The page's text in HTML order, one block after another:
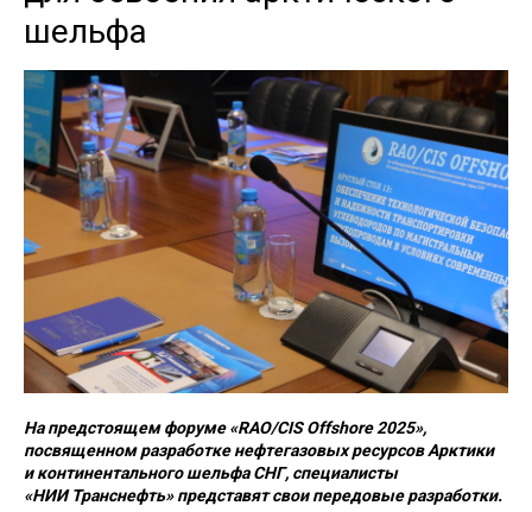
шельфа
На предстоящем форуме «RAO/CIS Offshore 2025»,
посвященном разработке нефтегазовых ресурсов Арктики
и континентального шельфа СНГ, специалисты
«НИИ Транснефть» представят свои передовые разработки.